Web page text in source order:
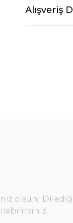
Alışveriş
olsun!